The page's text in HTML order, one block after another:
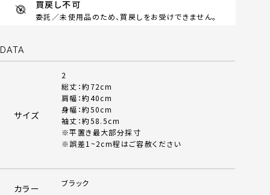
買戻し不可
委託／未使用品のため、買戻しをお受けできません。
DATA
サイズ
2
総丈：約72cm
肩幅：約40cm
身幅：約50cm
袖丈：約58.5cm
※平置き最大部分採寸
※誤差1~2cm程はご容赦ください
カラー ブラック